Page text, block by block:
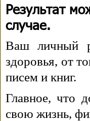
Результат
случае.
Ваш личный
здоровья, от
писем и книг.
Главное, что
свою жизнь,